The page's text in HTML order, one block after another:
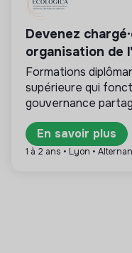
💡 Structure de
Cette structure
solidarité et
gestion est
lucrativité est
coopérative,
ESUS.
Devenez
organisation de
Formations
supérieure qui
gouvernance
En savoir plus
1 à 2 ans • Lyon •